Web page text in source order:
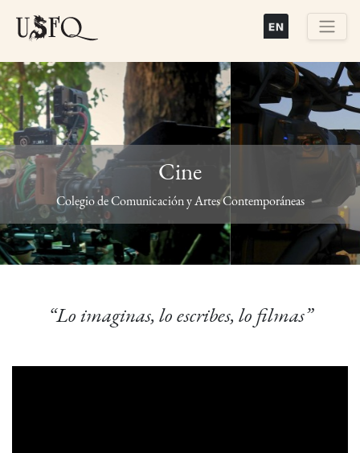
principal
Previous Next
Cine
Colegio de Comunicación y Artes Contemporáneas
“Lo imaginas, lo escribes, lo filmas”